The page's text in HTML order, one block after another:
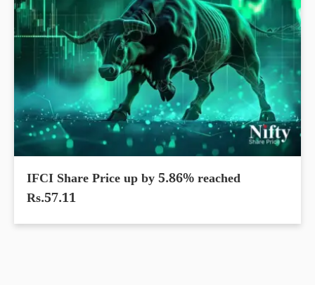
IFCI Share Price up by 5.86% reached
Rs.57.11